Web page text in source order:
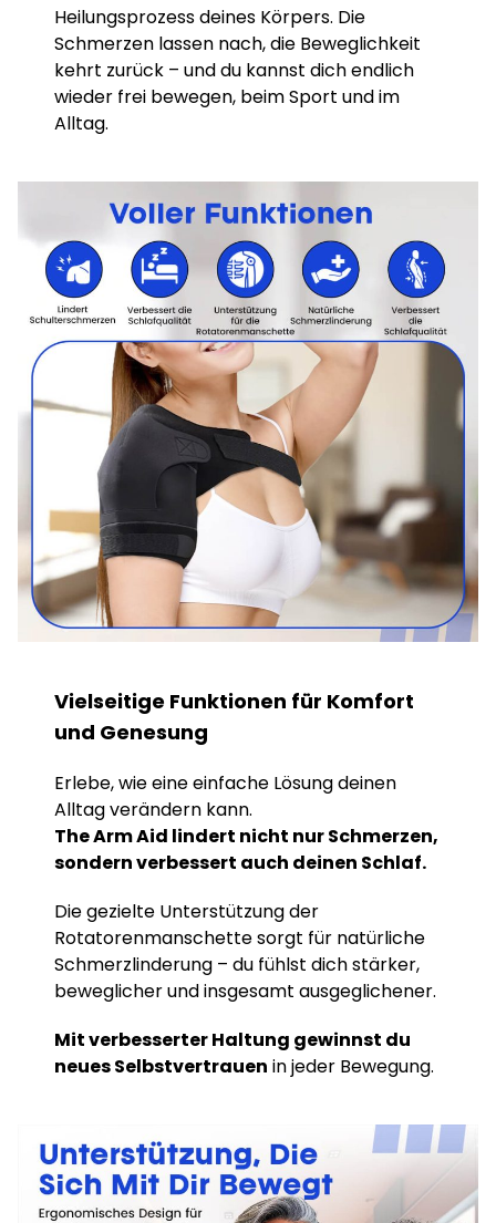
Heilungsprozess deines Körpers. Die
Schmerzen lassen nach, die Beweglichkeit
kehrt zurück – und du kannst dich endlich
wieder frei bewegen, beim Sport und im
Alltag.
Vielseitige Funktionen für Komfort
und Genesung
Erlebe, wie eine einfache Lösung deinen
Alltag verändern kann.
The Arm Aid lindert nicht nur Schmerzen,
sondern verbessert auch deinen Schlaf.
Die gezielte Unterstützung der
Rotatorenmanschette sorgt für natürliche
Schmerzlinderung – du fühlst dich stärker,
beweglicher und insgesamt ausgeglichener.
Mit verbesserter Haltung gewinnst du
neues Selbstvertrauen in jeder Bewegung.